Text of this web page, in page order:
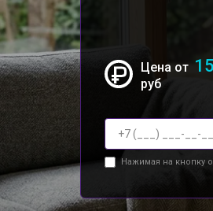
Цена от
руб
Нажимая на кнопку